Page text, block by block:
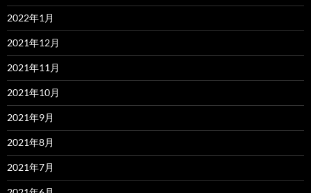
2022年1月
2021年12月
2021年11月
2021年10月
2021年9月
2021年8月
2021年7月